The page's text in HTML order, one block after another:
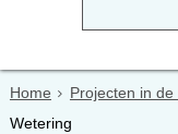
Home Projecten in de
Wetering